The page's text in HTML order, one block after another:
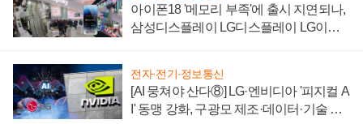
아이폰18 '메모리 부족'에 출시 지연되나,
삼성디스플레이 LG디스플레이 LG이노
전자·전기·정보통신
[AI 뭉쳐야 산다⑧] LG·엔비디아 '피지컬 A
I' 동맹 강화, 구광모 제조·데이터·기술 결